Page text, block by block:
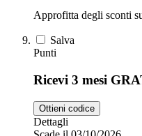
Approfitta degli sconti
Salva
Punti
Ricevi 3 mesi
Ottieni codice
Dettagli